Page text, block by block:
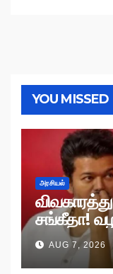
YOU MISSED
அரசியல்
சங்கீதா!
AUG 7, 2026